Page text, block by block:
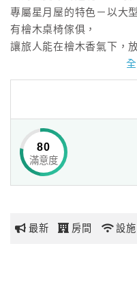
宿
球
網
玩
專屬星月屋的特色－以大
有檜木桌椅傢俱，
讓旅人能在檜木香氣下，
館內注重採光，每間房間
另外，旅館還提供各項代
肉代訂、潮間帶導覽、
綠島夜間生態導覽等，各
無冷場。
囂。
80
滿意度
最新 房間 設施